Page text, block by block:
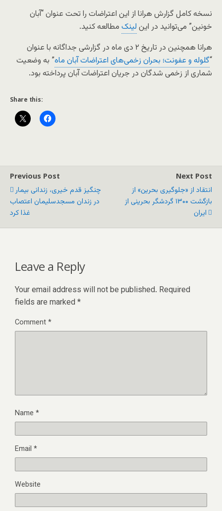
نسخه کامل گزارش هرانا از این اعتراضات را تحت عنوان “آبان
خونین” می‌توانید در این لینک مطالعه کنید.
هرانا همچنین در تاریخ ۲ دی ماه در گزارشی جداگانه با عنوان
“گلوله و عفونت؛ بحران زخمی‌های اعتراضات آبان ماه” به وضعیت
شماری از زخمی شدگان در جریان اعتراضات آبان پرداخته بود.
Share this:
Previous Post
چنگیز قدم خیری، زندانی بیمار
در زندان مسجدسلیمان اعتصاب
غذا کرد
Next Post
انتقاد از «جلوگیری بحرین» از
بازگشت ۱۳۰۰ گردشگر بحرینی از
ایران
Leave a Reply
Your email address will not be published. Required
fields are marked *
Comment*
Name *
Email *
Website